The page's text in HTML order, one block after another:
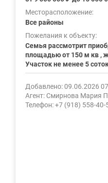
Месторасположение:
Все районы
Пожелания к объекту:
Семья рассмотрит
площадью от 150 м кв ,
Участок не менее 5
Добавлено: 09.06.2026
Агент: Смирнова Мария
Телефон: +7 (918) 558-40-